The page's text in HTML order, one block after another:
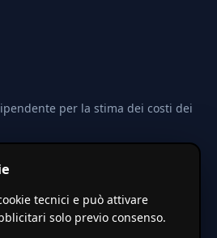
per la stima dei costi dei
calcolate tramite coefficienti
a valori base nazionali. Non
ufficiale.
tecnici e può attivare
solo previo consenso.